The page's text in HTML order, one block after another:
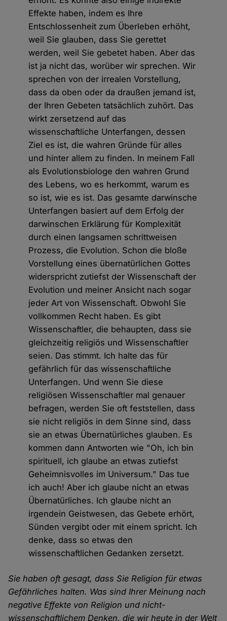
Effekte haben, indem es Ihre
Entschlossenheit zum Überleben erhöht,
weil Sie glauben, dass Sie gerettet
werden, weil Sie gebetet haben. Aber das
ist ja nicht das, worüber wir sprechen. Wir
sprechen von der irrealen Vorstellung,
dass da oben oder da draußen jemand ist,
der Ihren Gebeten tatsächlich zuhört. Das
wirkt zersetzend auf das
wissenschaftliche Unterfangen, dessen
Ziel es ist, die wahren Gründe für alles
und hinter allem zu finden. In meinem Fall
als Evolutionsbiologe den wahren Grund
des Lebens, wo es herkommt, warum es
so ist, wie es ist. Das gesamte darwinsche
Unterfangen basiert auf dem Erfolg der
darwinschen Erklärung für Komplexität
durch einen langsamen schrittweisen
Prozess, die Evolution. Schon die bloße
Vorstellung eines übernatürlichen Gottes
widerspricht zutiefst der Wissenschaft der
Evolution und meiner Ansicht nach sogar
jeder Art von Wissenschaft. Obwohl Sie
vollkommen Recht haben. Es gibt
Wissenschaftler, die behaupten, dass sie
gleichzeitig religiös und Wissenschaftler
seien. Das stimmt. Ich halte das für
gefährlich für das wissenschaftliche
Unterfangen. Und wenn Sie diese
religiösen Wissenschaftler mal genauer
befragen, werden Sie oft feststellen, dass
sie nicht religiös in dem Sinne sind, dass
sie an etwas Übernatürliches glauben. Es
kommen dann Antworten wie "Oh, ich bin
spirituell, ich glaube an etwas zutiefst
Geheimnisvolles im Universum." Das tue
ich auch! Aber ich glaube nicht an etwas
Übernatürliches. Ich glaube nicht an
irgendein Geistwesen, das Gebete erhört,
Sünden vergibt oder mit einem spricht. Ich
denke, dass so etwas den
wissenschaftlichen Gedanken zersetzt.
Sie haben oft gesagt, dass Sie Religion für etwas
Gefährliches halten. Was sind Ihrer Meinung nach
negative Effekte von Religion und nicht-
wissenschaftlichem Denken, die wir heute in der Welt